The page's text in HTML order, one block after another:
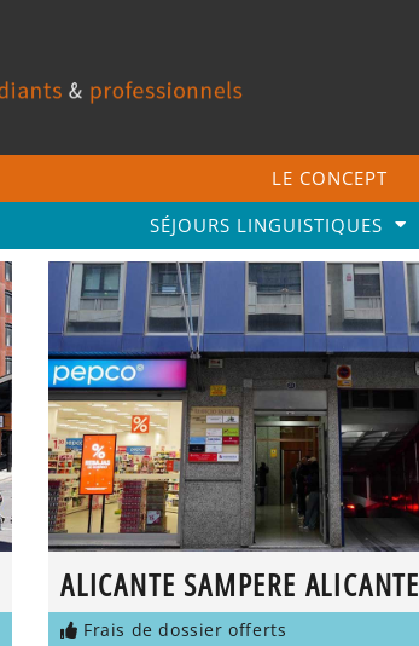
LE CONCEPT
SÉJOURS LINGUISTIQUES
ALICANTE SAMPERE ALICANTE
Frais de dossier offerts